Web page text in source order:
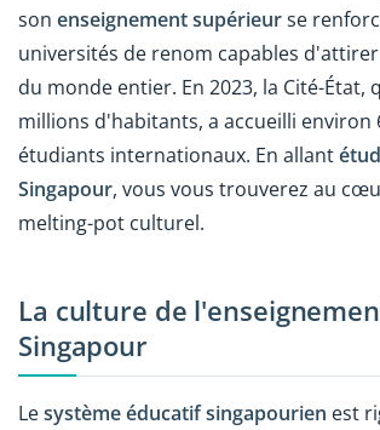
son enseignement supérieurse
universités de renom capables
du monde entier. En 2023, la Cité-État,
millions d'habitants, a accueilli environ
étudiants internationaux. En allant
Singapour, vous vous trouverez au
melting-pot culturel.
La culture de
Singapour
Lesystème éducatif singapourien est